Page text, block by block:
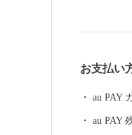
だ有田内山
群保存地
います。
お支払い
au PAY
au PAY